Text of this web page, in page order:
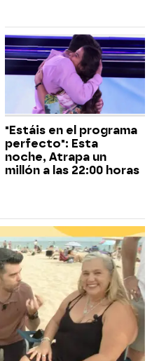
"Estáis en el programa
perfecto": Esta
noche, Atrapa un
millón a las 22:00 horas